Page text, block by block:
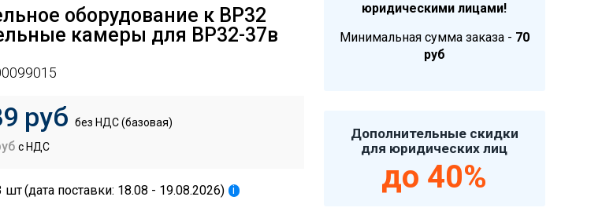
оборудование к ВР32
камеры для ВР32-37в
руб без НДС (базовая)
с НДС
шт(дата поставки: 18.08 - 19.08.2026) i
юридическими лицами!
Минимальная сумма заказа - 70
руб
Дополнительные скидки
для юридических лиц
до 40%